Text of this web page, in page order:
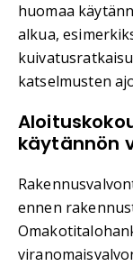
huomaa
alkua,
katselmusten
käytännön
ennen